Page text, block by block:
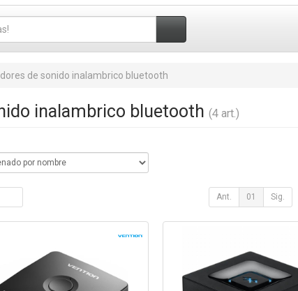
de sonido inalambrico bluetooth
inalambrico bluetooth (4 art.)
Ant. 01 Sig.